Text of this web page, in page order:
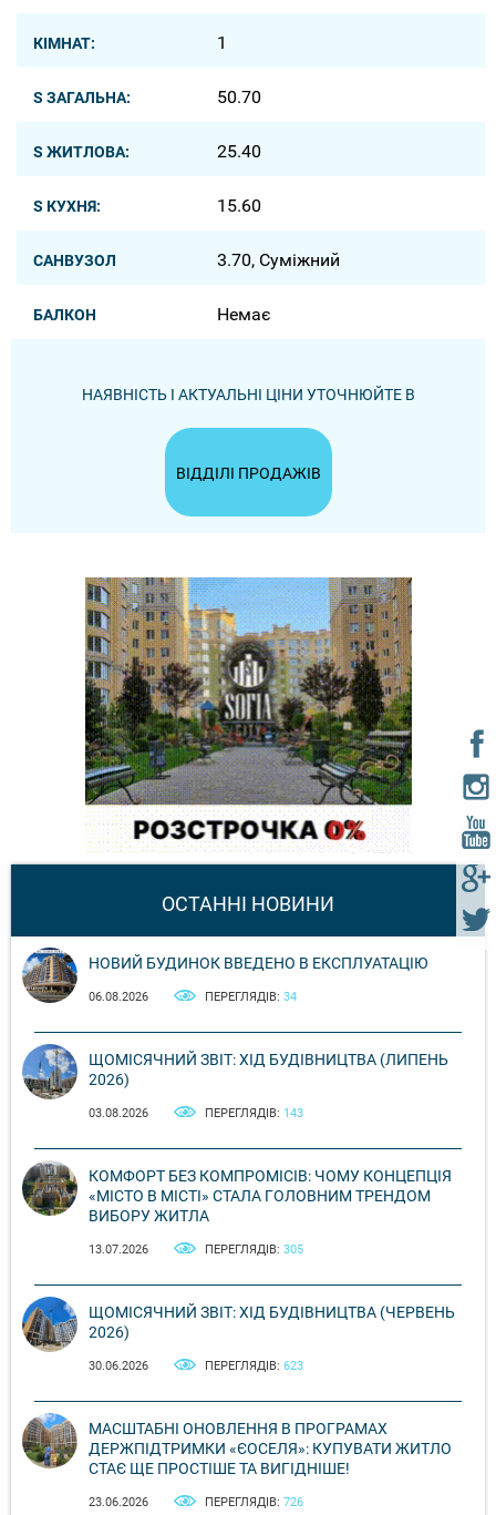
КІМНАТ: 1
S ЗАГАЛЬНА: 50.70
S ЖИТЛОВА: 25.40
S КУХНЯ: 15.60
САНВУЗОЛ 3.70, Суміжний
БАЛКОН Немає
НАЯВНІСТЬ І АКТУАЛЬНІ ЦІНИ УТОЧНЮЙТЕ В
ВІДДІЛІ ПРОДАЖІВ
ОСТАННІ НОВИНИ
НОВИЙ БУДИНОК ВВЕДЕНО В ЕКСПЛУАТАЦІЮ
06.08.2026 ПЕРЕГЛЯДІВ: 34
ЩОМІСЯЧНИЙ ЗВІТ: ХІД БУДІВНИЦТВА (ЛИПЕНЬ
2026)
03.08.2026 ПЕРЕГЛЯДІВ: 143
КОМФОРТ БЕЗ КОМПРОМІСІВ: ЧОМУ КОНЦЕПЦІЯ
«МІСТО В МІСТІ» СТАЛА ГОЛОВНИМ ТРЕНДОМ
ВИБОРУ ЖИТЛА
13.07.2026 ПЕРЕГЛЯДІВ: 305
ЩОМІСЯЧНИЙ ЗВІТ: ХІД БУДІВНИЦТВА (ЧЕРВЕНЬ
2026)
30.06.2026 ПЕРЕГЛЯДІВ: 623
МАСШТАБНІ ОНОВЛЕННЯ В ПРОГРАМАХ
ДЕРЖПІДТРИМКИ «ЄОСЕЛЯ»: КУПУВАТИ ЖИТЛО
СТАЄ ЩЕ ПРОСТІШЕ ТА ВИГІДНІШЕ!
23.06.2026 ПЕРЕГЛЯДІВ: 726